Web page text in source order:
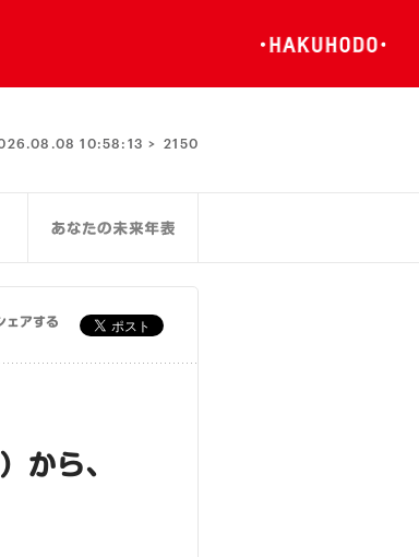
10:58:13 > 2150
ェアする
から、